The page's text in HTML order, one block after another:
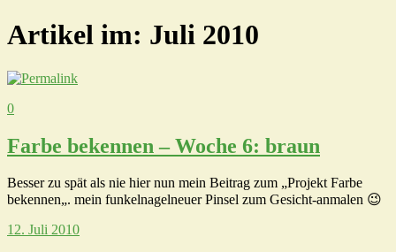
Artikel im: Juli 2010
0
Farbe bekennen – Woche 6: braun
Besser zu spät als nie hier nun mein Beitrag zum „Projekt Farbe
bekennen„. mein funkelnagelneuer Pinsel zum Gesicht-anmalen 😉
12. Juli 2010